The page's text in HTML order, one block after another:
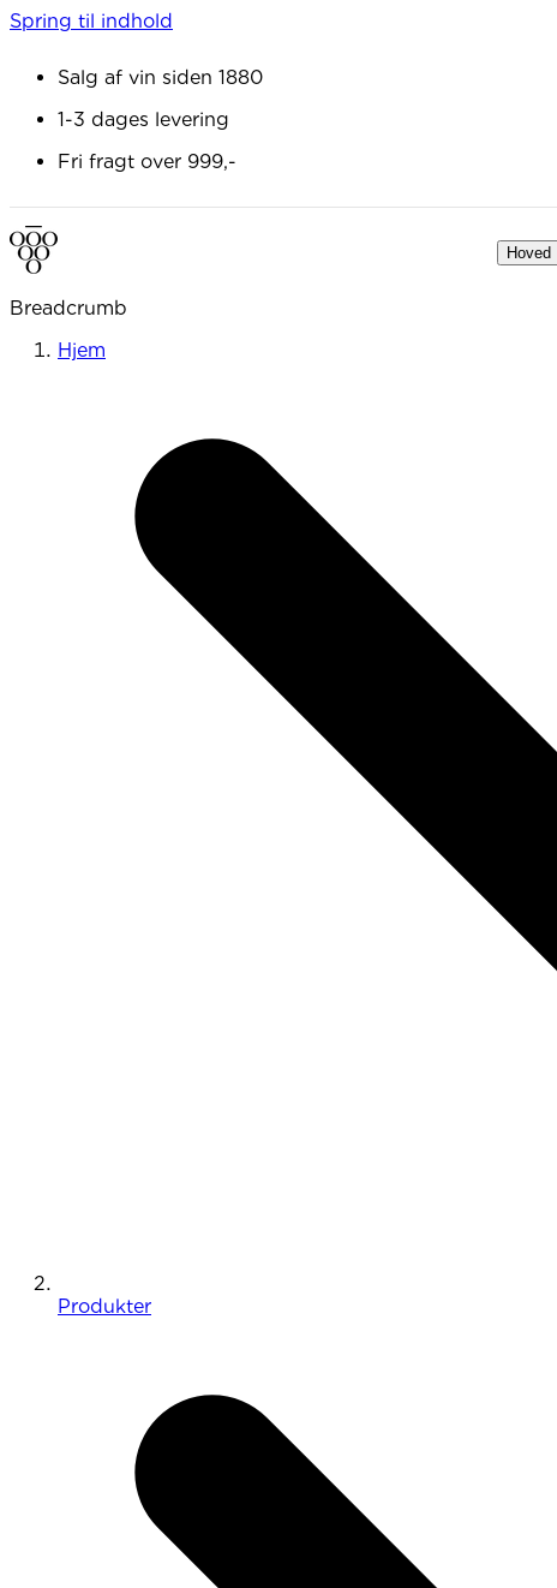
Spring til indhold
Salg af vin siden 1880
1-3 dages levering
Fri fragt over 999,-
Hoved
Breadcrumb
Hjem
Produkter